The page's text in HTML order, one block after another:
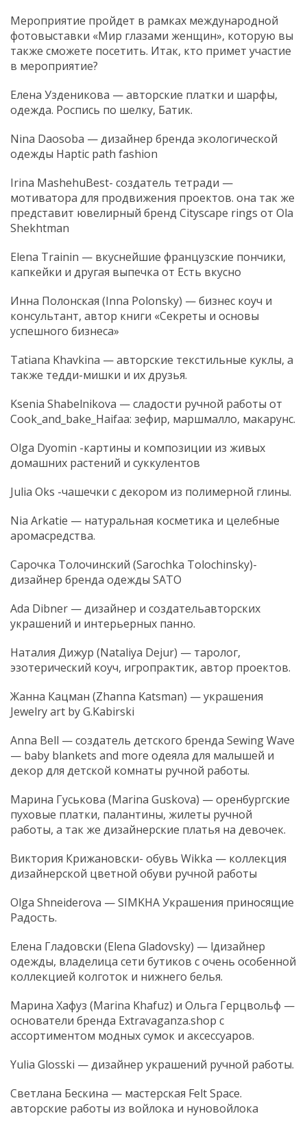
Мероприятие пройдет в рамках международной
фотовыставки «Мир глазами женщин», которую вы
также сможете посетить. Итак, кто примет участие
в мероприятие?
Елена Узденикова — авторские платки и шарфы,
одежда. Роспись по шелку, Батик.
Nina Daosoba — дизайнер бренда экологической
одежды Haptic path fashion
Irina MashehuBest- создатель тетради —
мотиватора для продвижения проектов. она так же
представит ювелирный бренд Cityscape rings от Ola
Shekhtman
Elena Trainin — вкуснейшие французские пончики,
капкейки и другая выпечка от Есть вкусно
Инна Полонская (Inna Polonsky) — бизнес коуч и
консультант, автор книги «Секреты и основы
успешного бизнеса»
Tatiana Khavkina — авторские текстильные куклы, а
также тедди-мишки и их друзья.
Ksenia Shabelnikova — сладости ручной работы от
Cook_and_bake_Haifaa: зефир, маршмалло, макарунс.
Olga Dyomin -картины и композиции из живых
домашних растений и суккулентов
Julia Oks -чашечки с декором из полимерной глины.
Nia Arkatie — натуральная косметика и целебные
аромасредства.
Сарочка Толочинский (Sarochka Tolochinsky)-
дизайнер бренда одежды SATO
Ada Dibner — дизайнер и создательавторских
украшений и интерьерных панно.
Наталия Дижур (Nataliya Dejur) — таролог,
эзотерический коуч, игропрактик, автор проектов.
Жанна Кацман (Zhanna Katsman) — украшения
Jewelry art by G.Kabirski
Anna Bell — создатель детского бренда Sewing Wave
— baby blankets and more одеяла для малышей и
декор для детской комнаты ручной работы.
Марина Гуськова (Marina Guskova) — оренбургские
пуховые платки, палантины, жилеты ручной
работы, а так же дизайнерские платья на девочек.
Виктория Крижановски- обувь Wikka — коллекция
дизайнерской цветной обуви ручной работы
Olga Shneiderova — SIMKHA Украшения приносящие
Радость.
Елена Гладовски (Elena Gladovsky) — lдизайнер
одежды, владелица сети бутиков с очень особенной
коллекцией колготок и нижнего белья.
Марина Хафуз (Marina Khafuz) и Ольга Герцвольф —
основатели бренда Extravaganza.shop c
ассортиментом модных сумок и аксессуаров.
Yulia Glosski — дизайнер украшений ручной работы.
Светлана Бескина — мастерская Felt Space.
авторские работы из войлока и нуновойлока